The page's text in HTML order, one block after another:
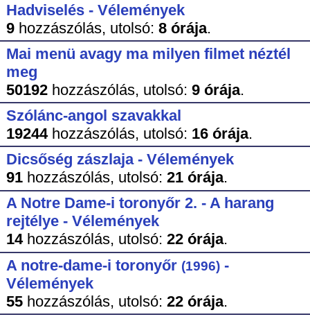
Hadviselés - Vélemények
9hozzászólás, utolsó: 8 órája.
Mai menü avagy ma milyen filmet néztél
meg
50192hozzászólás, utolsó: 9 órája.
Szólánc-angol szavakkal
19244hozzászólás, utolsó: 16 órája.
Dicsőség zászlaja - Vélemények
91hozzászólás, utolsó: 21 órája.
A Notre Dame-i toronyőr 2. - A harang
rejtélye - Vélemények
14hozzászólás, utolsó: 22 órája.
A notre-dame-i toronyőr (1996)-
Vélemények
55hozzászólás, utolsó: 22 órája.